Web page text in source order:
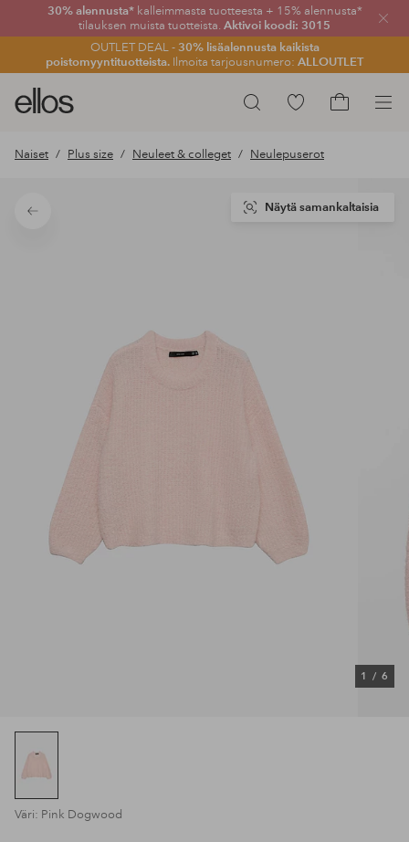
30% alennusta*kalleimmasta tuotteesta + 15% alennusta*
tilauksen muista tuotteista. Aktivoi koodi: 3015
OUTLET DEAL -30% lisäalennusta kaikista
poistomyyntituotteista. Ilmoita tarjousnumero: ALLOUTLET
Sulje
Hae
Ellos-
logo
siirry
Siirry
Naiset Plus size Neuleet & colleget Neulepuserot
Takaisin
1 / 6
Näytä samankaltaisia
Väri: Pink Dogwood